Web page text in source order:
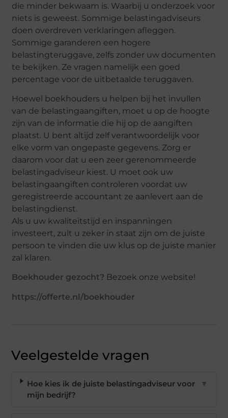
die minder bekwaam is. Waarbij u onderzoek voor
niets is geweest. Sommige belastingadviseurs
doen overdreven verklaringen afleggen.
Sommige garanderen een hogere
belastingteruggave, zelfs zonder uw documenten
te bekijken. Ze vragen namelijk een goed
percentage voor de uitbetaalde teruggaven.
Hoewel boekhouders u helpen bij het invullen
van de belastingaangiften, moet u op de hoogte
zijn van de informatie die hij op de aangiften
plaatst. U bent altijd zelf verantwoordelijk voor
elke vorm van ongepaste gegevens. Zorg er
daarom voor dat u een zeer gerenommeerde
belastingadviseur kiest. U moet ook uw
belastingaangiften controleren voordat uw
geregistreerde accountant ze aanlevert aan de
belastingdienst.
Als u uw kwaliteitstijd en inspanningen
investeert, zult u zeker in staat zijn om de juiste
persoon te vinden die uw klus op de juiste manier
zal klaren.
Boekhouder gezocht? Bezoek onze website!
https://offerte.nl/boekhouder
Veelgestelde vragen
Hoe kies ik de juiste belastingadviseur voor
mijn bedrijf?
▼